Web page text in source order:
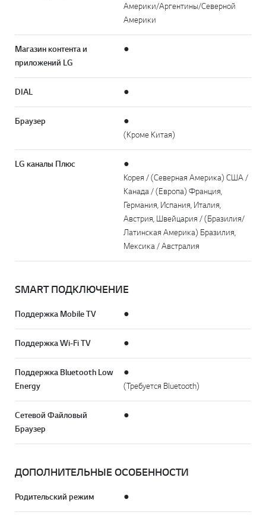
Америки/Аргентины/Северной
Америки
Магазин контента и
приложений LG
●
DIAL ●
Браузер
●
(Кроме Китая)
LG каналы Плюс
●
Корея / (Северная Америка) США /
Канада / (Европа) Франция,
Германия, Испания, Италия,
Австрия, Швейцария / (Бразилия/
Латинская Америка) Бразилия,
Мексика / Австралия
SMART ПОДКЛЮЧЕНИЕ
Поддержка Mobile TV ●
Поддержка Wi-Fi TV ●
Поддержка Bluetooth Low
Energy
●
(Требуется Bluetooth)
Сетевой Файловый
Браузер
●
ДОПОЛНИТЕЛЬНЫЕ ОСОБЕННОСТИ
Родительский режим ●